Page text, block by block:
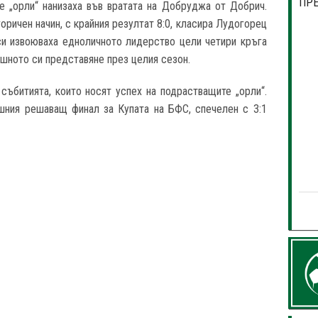
„орли“ нанизаха във вратата на Добруджа от Добрич.
начин, с крайния резултат 8:0, класира Лудогорец
извоюваха едноличното лидерство цели четири кръга
си представяне през целия сезон.
които носят успех на подрастващите „орли“.
решаващ финал за Купата на БФС, спечелен с 3:1